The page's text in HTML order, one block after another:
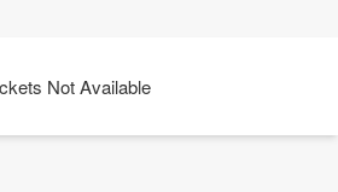
Not Available